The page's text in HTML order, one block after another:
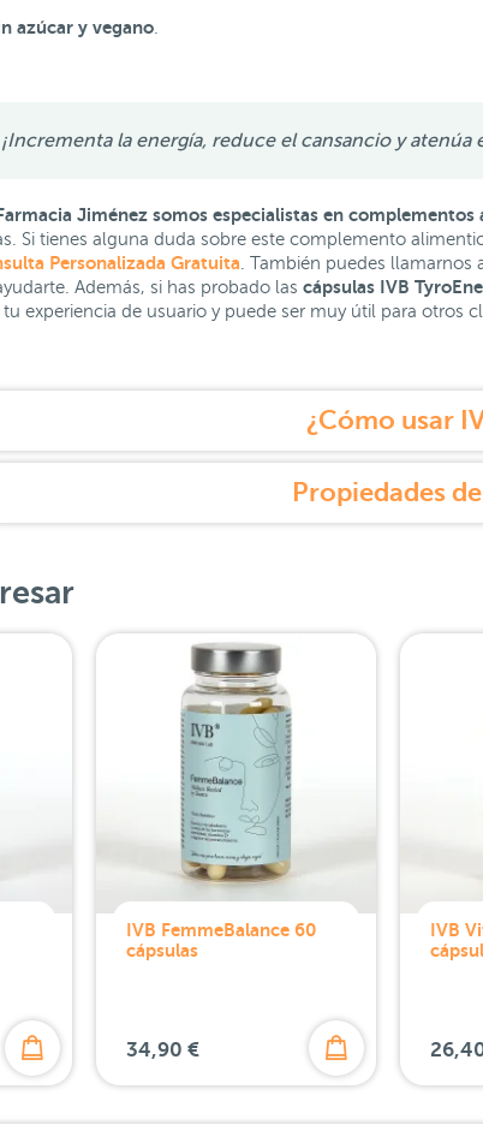
azúcar y vegano
¡Incrementa la energía, reduce el cansancio y atenúa
Jiménez somos especialistas en
Si tienes alguna duda sobre este complemento
Personalizada Gratuita . También puedes
Además, si has probado las cápsulas IVB
tu experiencia de usuario y puede ser muy útil para otros
¿Cómo usar
Propiedades
IVB FemmeBalance 60
cápsulas
34,90 €
IVB